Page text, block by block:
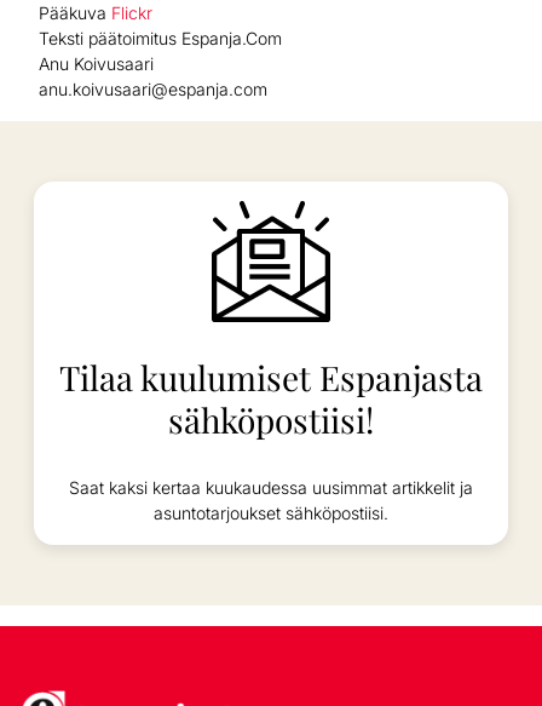
Pääkuva Flickr
Teksti päätoimitus Espanja.Com
Anu Koivusaari
anu.koivusaari@espanja.com
Tilaa kuulumiset Espanjasta
sähköpostiisi!
Saat kaksi kertaa kuukaudessa uusimmat artikkelit ja
asuntotarjoukset sähköpostiisi.